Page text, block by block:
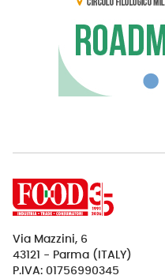
Via Mazzini, 6
43121 - Parma (ITALY)
P.IVA: 01756990345